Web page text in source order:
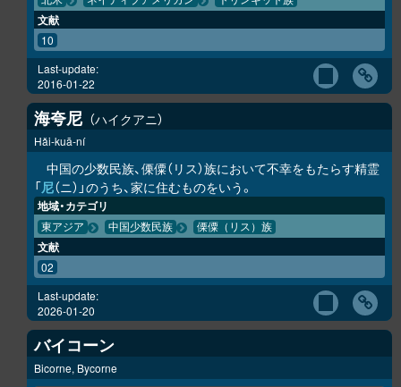
文献
10
Last-update:
2016-01-22
海夸尼 ハイクアニ
Hǎi-kuā-ní
中国の少数民族、傈僳（リス）族において不幸をもたらす精霊
「尼（ニ）」のうち、家に住むものをいう。
地域・カテゴリ
東アジア 中国少数民族 傈僳（リス）族
文献
02
Last-update:
2026-01-20
バイコーン
Bicorne, Bycorne